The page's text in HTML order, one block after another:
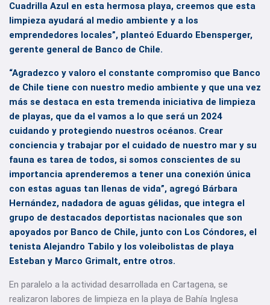
Cuadrilla Azul en esta hermosa playa, creemos que esta
limpieza ayudará al medio ambiente y a los
emprendedores locales”, planteó Eduardo Ebensperger,
gerente general de Banco de Chile.
“Agradezco y valoro el constante compromiso que Banco
de Chile tiene con nuestro medio ambiente y que una vez
más se destaca en esta tremenda iniciativa de limpieza
de playas, que da el vamos a lo que será un 2024
cuidando y protegiendo nuestros océanos. Crear
conciencia y trabajar por el cuidado de nuestro mar y su
fauna es tarea de todos, si somos conscientes de su
importancia aprenderemos a tener una conexión única
con estas aguas tan llenas de vida”, agregó Bárbara
Hernández, nadadora de aguas gélidas, que integra el
grupo de destacados deportistas nacionales que son
apoyados por Banco de Chile, junto con Los Cóndores, el
tenista Alejandro Tabilo y los voleibolistas de playa
Esteban y Marco Grimalt, entre otros.
En paralelo a la actividad desarrollada en Cartagena, se
realizaron labores de limpieza en la playa de Bahía Inglesa